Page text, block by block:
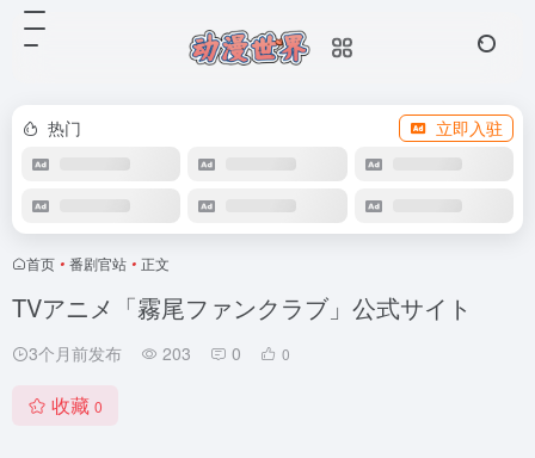
热门 立即入驻
首页 • 番剧官站 • 正文
TVアニメ「霧尾ファンクラブ」公式サイト
3个月前发布 203 0 0
收藏 0